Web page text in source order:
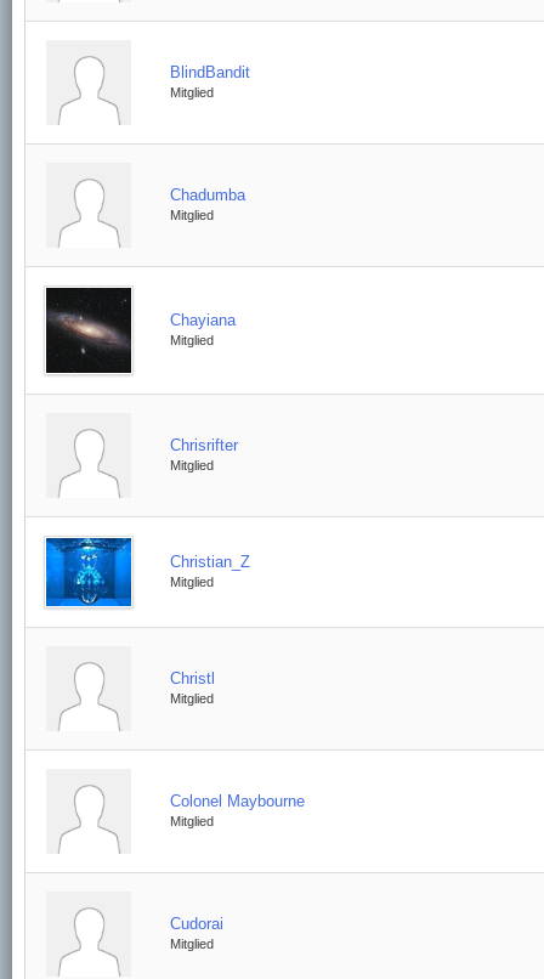
BlindBandit
Mitglied
Chadumba
Mitglied
Chayiana
Mitglied
Chrisrifter
Mitglied
Christian_Z
Mitglied
Christl
Mitglied
Colonel Maybourne
Mitglied
Cudorai
Mitglied